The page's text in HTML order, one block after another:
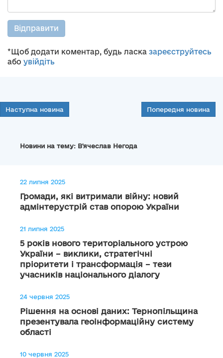
Відправити
*Щоб додати коментар, будь ласка зареєструйтесь
або увійдіть
Наступна новина Попередня новина
Новини на тему: В'ячеслав Негода
22 липня 2025
Громади, які витримали війну: новий
адмінтерустрій став опорою України
21 липня 2025
5 років нового територіального устрою
України – виклики, стратегічні
пріоритети і трансформація – тези
учасників національного діалогу
24 червня 2025
Рішення на основі даних: Тернопільщина
презентувала геоінформаційну систему
області
10 червня 2025